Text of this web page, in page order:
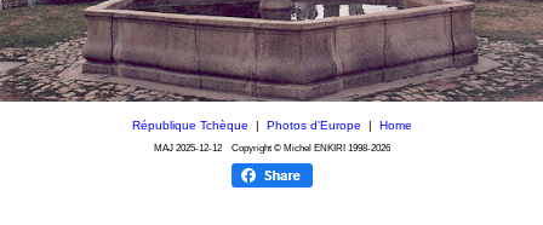
République Tchèque | Photos d'Europe | Home
MAJ 2025-12-12Copyright © Michel ENKIRI 1998-2026